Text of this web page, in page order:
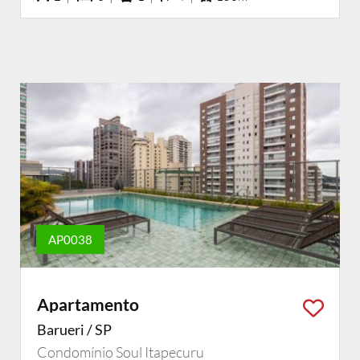
AP0038
Apartamento
Barueri / SP
Condomínio Soul Itapecuru